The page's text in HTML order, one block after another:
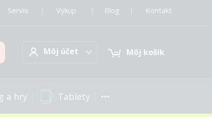
Servis Výkup Blog Kontakt
Môj účetMôj účet Môj košík
a hry Tablety